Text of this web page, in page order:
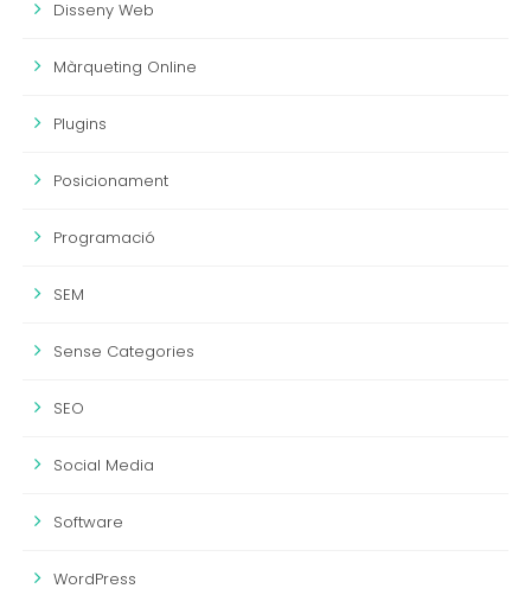
Disseny Web
Màrqueting Online
Plugins
Posicionament
Programació
SEM
Sense Categories
SEO
Social Media
Software
WordPress